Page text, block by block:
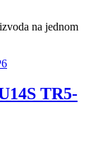
na jednom
TR5-